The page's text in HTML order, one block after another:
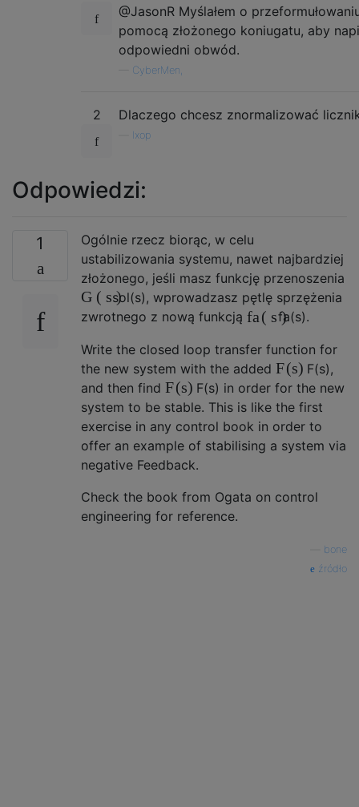
@JasonR Myślałem o
pomocą złożonego koniugatu, aby
odpowiedni obwód.
CyberMen,
2 Dlaczego chcesz znormalizować
lxop
Odpowiedzi:
1
Ogólnie rzecz biorąc, w celu
ustabilizowania systemu, nawet najbardziej
złożonego, jeśli masz funkcję przenoszenia
G ( s)
sol(s), wprowadzasz pętlę sprzężenia
zwrotnego z nową funkcją fa( s)
fa(s).
Write the closed loop transfer function for
the new system with the added F(s) F(s) ,
and then find F(s) F(s) in order for the new
system to be stable. This is like the first
exercise in any control book in order to
offer an example of stabilising a system via
negative Feedback.
Check the book from Ogata on control
engineering for reference.
bone
źródło